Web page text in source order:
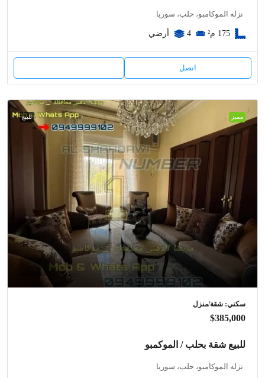
نزله الموكامبو، حلب، سوريا
175 م² 4 أرضي
اتصل
مميز للبيع
سكني: شقة/منزل
$385,000
للبيع شقة بحلب / الموكمبو
نزله الموكامبو، حلب، سوريا